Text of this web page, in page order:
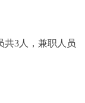
3人，兼职人员